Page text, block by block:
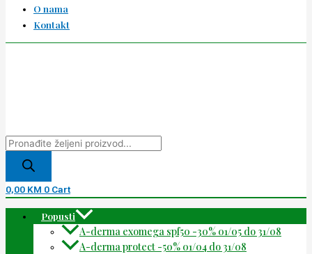
O nama
Kontakt
0,00 KM 0 Cart
Popusti
A-derma exomega spf50 -30% 01/05 do 31/08
A-derma protect -50% 01/04 do 31/08